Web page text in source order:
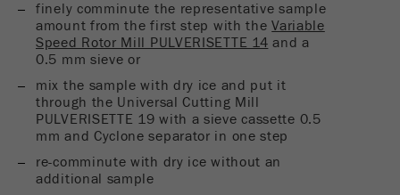
finely comminute the representative sample
amount from the first step with theVariable
Speed Rotor Mill PULVERISETTE 14 and a
0.5 mm sieve or
mix the sample with dry ice and put it
through the Universal Cutting Mill
PULVERISETTE 19 with a sieve cassette 0.5
mm and Cyclone separator in one step
re-comminute with dry ice without an
additional sample